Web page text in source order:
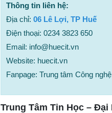
Thông tin liên hệ:
Địa chỉ: 06 Lê Lợi, TP Huế
Điện thoại: 0234 3823 650
Email: info@huecit.vn
Website: huecit.vn
Fanpage: Trung tâm Công
Trung Tâm Tin Học – Đại